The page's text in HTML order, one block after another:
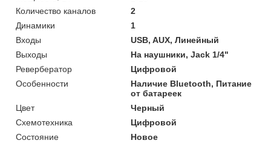
Количество каналов
2
Динамики
1
Входы
USB, AUX, Линейный
Выходы
На наушники, Jack 1/4"
Ревербератор
Цифровой
Особенности
Наличие Bluetooth, Питание
от батареек
Цвет
Черный
Схемотехника
Цифровой
Состояние
Новое